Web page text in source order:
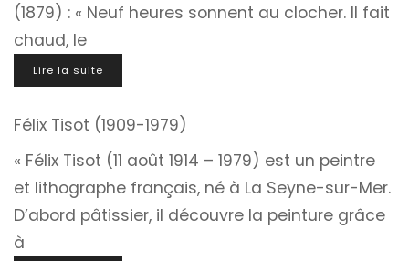
(1879) : « Neuf heures sonnent au clocher. Il fait
chaud, le
Lire la suite
Félix Tisot (1909-1979)
« Félix Tisot (11 août 1914 – 1979) est un peintre
et lithographe français, né à La Seyne-sur-Mer.
D’abord pâtissier, il découvre la peinture grâce
à